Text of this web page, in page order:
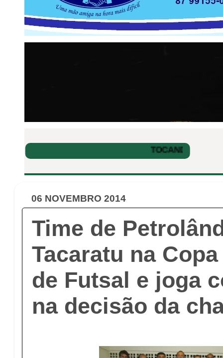
06 NOVEMBRO 2014
Time de
Tacaratu na
de Futsal e joga
na decisão da